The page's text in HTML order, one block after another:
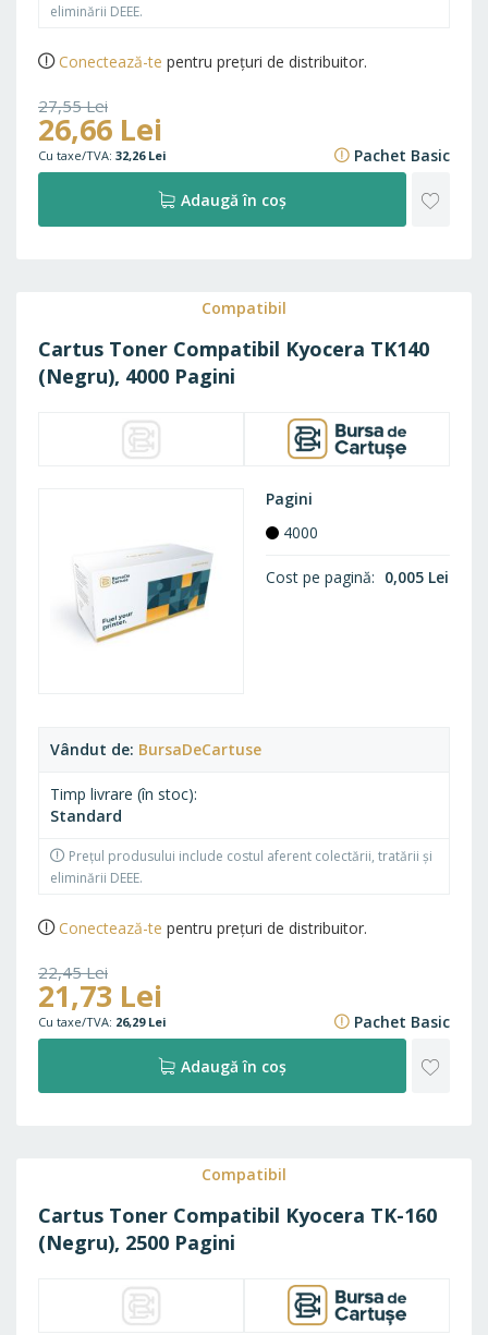
eliminării DEEE.
Conectează-te pentru prețuri de distribuitor.
27,55 Lei
33,34 Lei
26,66 Lei
32,26 Lei Pachet Basic
Adaugă în coș
Compatibil
Cartus Toner Compatibil Kyocera TK140
(Negru), 4000 Pagini
Vândut de BursaDeCartuse
Timp livrare (în stoc)
Standard
Prețul produsului include costul aferent colectării, tratării și
eliminării DEEE.
Pagini
4000
Cost pe pagină 0,005 Lei
Conectează-te pentru prețuri de distribuitor.
22,45 Lei
27,16 Lei
21,73 Lei
26,29 Lei Pachet Basic
Adaugă în coș
Compatibil
Cartus Toner Compatibil Kyocera TK-160
(Negru), 2500 Pagini